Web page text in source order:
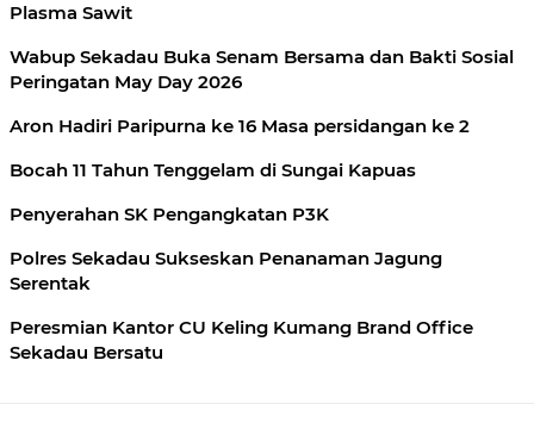
Plasma Sawit
Wabup Sekadau Buka Senam Bersama dan Bakti Sosial
Peringatan May Day 2026
Aron Hadiri Paripurna ke 16 Masa persidangan ke 2
Bocah 11 Tahun Tenggelam di Sungai Kapuas
Penyerahan SK Pengangkatan P3K
Polres Sekadau Sukseskan Penanaman Jagung
Serentak
Peresmian Kantor CU Keling Kumang Brand Office
Sekadau Bersatu